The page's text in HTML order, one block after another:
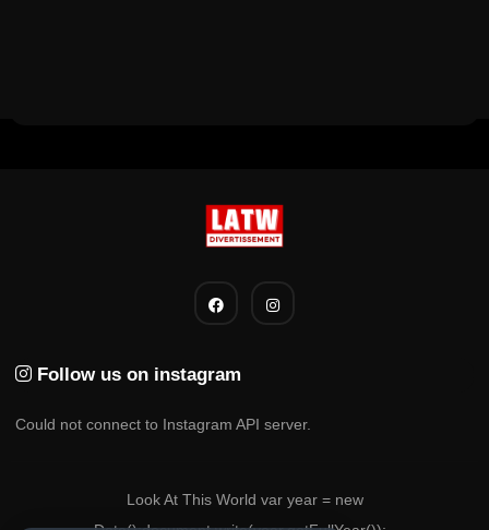
Follow us on instagram
Could not connect to Instagram API server.
Look At This World var year = new